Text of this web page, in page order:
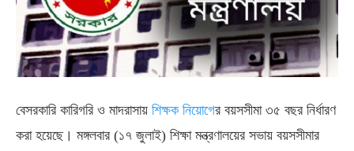
বেসরকারি কারিগরি ও মাদরাসায় শিক্ষক নিয়োগের বয়সসীমা ৩৫ বছর নির্ধারণ
করা হয়েছে। মঙ্গলবার (১৭ জুলাই) শিক্ষা মন্ত্রণালয়ের সভায় বয়সসীমার